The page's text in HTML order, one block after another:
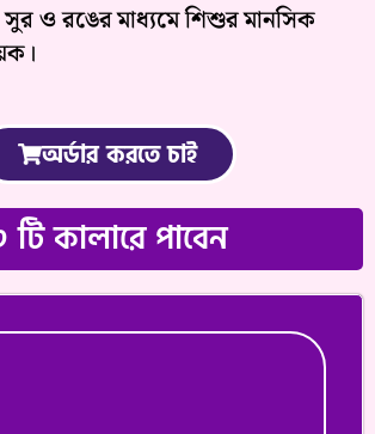
ও রঙের মাধ্যমে শিশুর মানসিক
অর্ডার করতে চাই
টি কালারে পাবেন